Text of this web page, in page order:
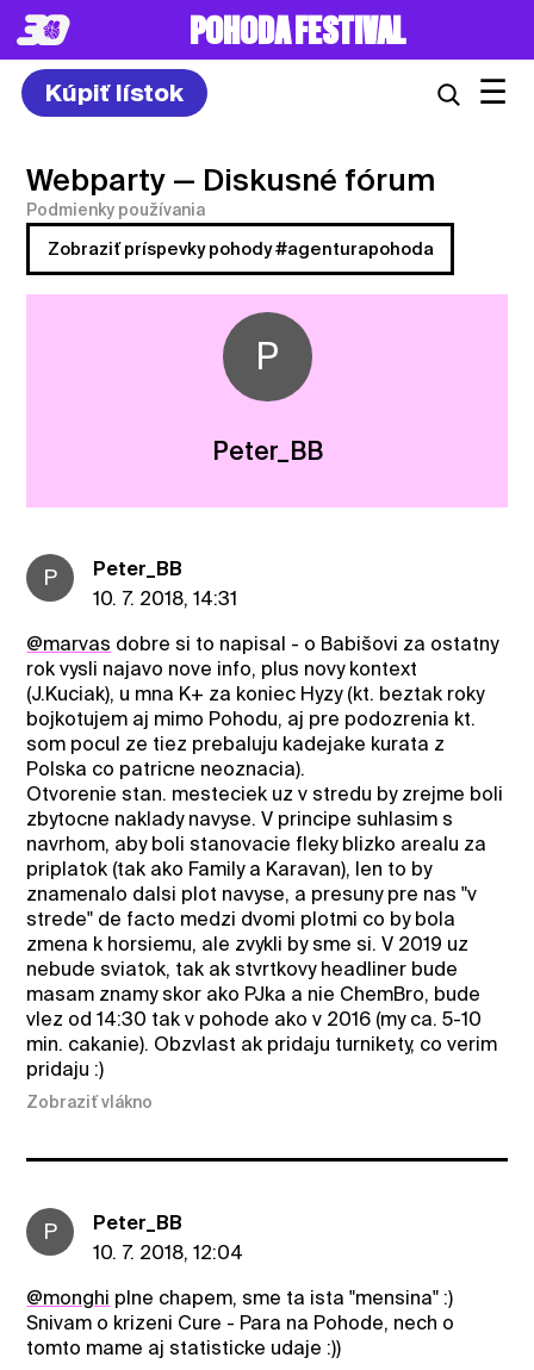
POHODA FESTIVAL
Kúpiť lístok ☰
Webparty — Diskusné fórum
Podmienky používania
Zobraziť príspevky pohody #agenturapohoda
P
Peter_BB
P
Peter_BB
10. 7. 2018, 14:31
@marvas dobre si to napisal - o Babišovi za ostatny
rok vysli najavo nove info, plus novy kontext
(J.Kuciak), u mna K+ za koniec Hyzy (kt. beztak roky
bojkotujem aj mimo Pohodu, aj pre podozrenia kt.
som pocul ze tiez prebaluju kadejake kurata z
Polska co patricne neoznacia).
Otvorenie stan. mesteciek uz v stredu by zrejme boli
zbytocne naklady navyse. V principe suhlasim s
navrhom, aby boli stanovacie fleky blizko arealu za
priplatok (tak ako Family a Karavan), len to by
znamenalo dalsi plot navyse, a presuny pre nas "v
strede" de facto medzi dvomi plotmi co by bola
zmena k horsiemu, ale zvykli by sme si. V 2019 uz
nebude sviatok, tak ak stvrtkovy headliner bude
masam znamy skor ako PJka a nie ChemBro, bude
vlez od 14:30 tak v pohode ako v 2016 (my ca. 5-10
min. cakanie). Obzvlast ak pridaju turnikety, co verim
pridaju :)
Zobraziť vlákno
P
Peter_BB
10. 7. 2018, 12:04
@monghi plne chapem, sme ta ista "mensina" :)
Snivam o krizeni Cure - Para na Pohode, nech o
tomto mame aj statisticke udaje :))